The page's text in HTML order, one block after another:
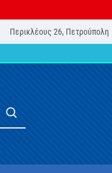
Περικλέους 26, Πετρούπολη